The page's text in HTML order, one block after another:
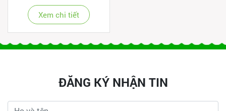
Xem chi tiết
ĐĂNG KÝ NHẬN TIN